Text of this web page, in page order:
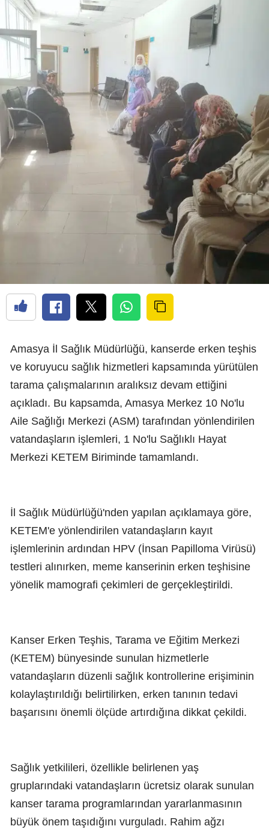
Amasya İl Sağlık Müdürlüğü, kanserde erken teşhis
ve koruyucu sağlık hizmetleri kapsamında yürütülen
tarama çalışmalarının aralıksız devam ettiğini
açıkladı. Bu kapsamda, Amasya Merkez 10 No'lu
Aile Sağlığı Merkezi (ASM) tarafından yönlendirilen
vatandaşların işlemleri, 1 No'lu Sağlıklı Hayat
Merkezi KETEM Biriminde tamamlandı.
İl Sağlık Müdürlüğü'nden yapılan açıklamaya göre,
KETEM'e yönlendirilen vatandaşların kayıt
işlemlerinin ardından HPV (İnsan Papilloma Virüsü)
testleri alınırken, meme kanserinin erken teşhisine
yönelik mamografi çekimleri de gerçekleştirildi.
Kanser Erken Teşhis, Tarama ve Eğitim Merkezi
(KETEM) bünyesinde sunulan hizmetlerle
vatandaşların düzenli sağlık kontrollerine erişiminin
kolaylaştırıldığı belirtilirken, erken tanının tedavi
başarısını önemli ölçüde artırdığına dikkat çekildi.
Sağlık yetkilileri, özellikle belirlenen yaş
gruplarındaki vatandaşların ücretsiz olarak sunulan
kanser tarama programlarından yararlanmasının
büyük önem taşıdığını vurguladı. Rahim ağzı